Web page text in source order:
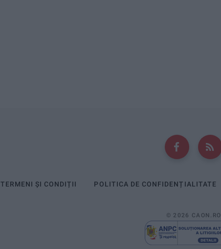
TERMENI ȘI CONDIȚII POLITICA DE CONFIDENȚIALITATE
© 2026 CAON.RO